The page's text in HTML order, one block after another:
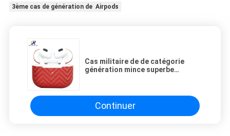
3ème cas de génération de Airpods
Cas militaire de de catégorie
génération mince superbe
Continuer